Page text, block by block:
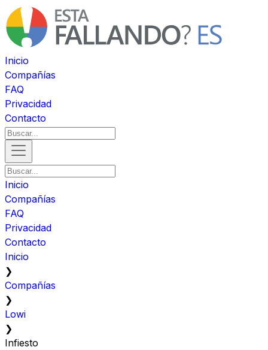
Inicio
Compañías
FAQ
Privacidad
Contacto
Inicio
Compañías
FAQ
Privacidad
Contacto
Inicio
❯
Compañías
❯
Lowi
❯
Infiesto